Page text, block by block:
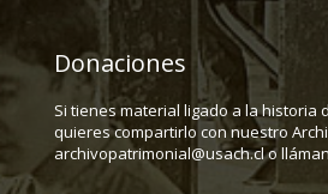
Donaciones
Si tienes material ligado a la historia
quieres compartirlo con nuestro
archivopatrimonial@usach.cl o